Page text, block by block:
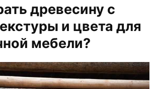
древесину с
и цвета для
мебели?